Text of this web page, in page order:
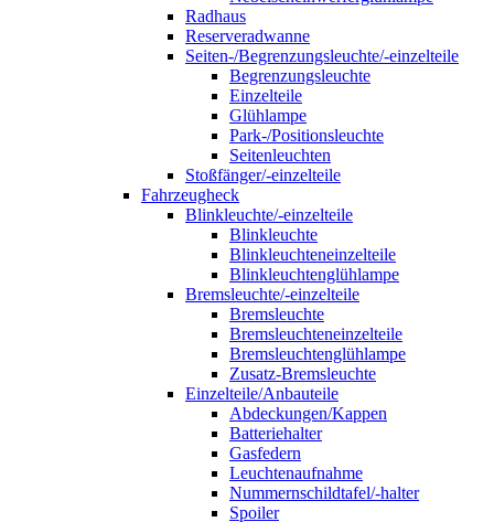
Radhaus
Reserveradwanne
Seiten-/Begrenzungsleuchte/-einzelteile
Begrenzungsleuchte
Einzelteile
Glühlampe
Park-/Positionsleuchte
Seitenleuchten
Stoßfänger/-einzelteile
Fahrzeugheck
Blinkleuchte/-einzelteile
Blinkleuchte
Blinkleuchteneinzelteile
Blinkleuchtenglühlampe
Bremsleuchte/-einzelteile
Bremsleuchte
Bremsleuchteneinzelteile
Bremsleuchtenglühlampe
Zusatz-Bremsleuchte
Einzelteile/Anbauteile
Abdeckungen/Kappen
Batteriehalter
Gasfedern
Leuchtenaufnahme
Nummernschildtafel/-halter
Spoiler